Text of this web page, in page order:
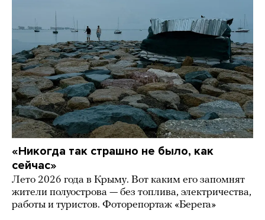
«Никогда так страшно не было, как
сейчас»
Лето 2026 года в Крыму. Вот каким его запомнят
жители полуострова — без топлива, электричества,
работы и туристов. Фоторепортаж «Берега»